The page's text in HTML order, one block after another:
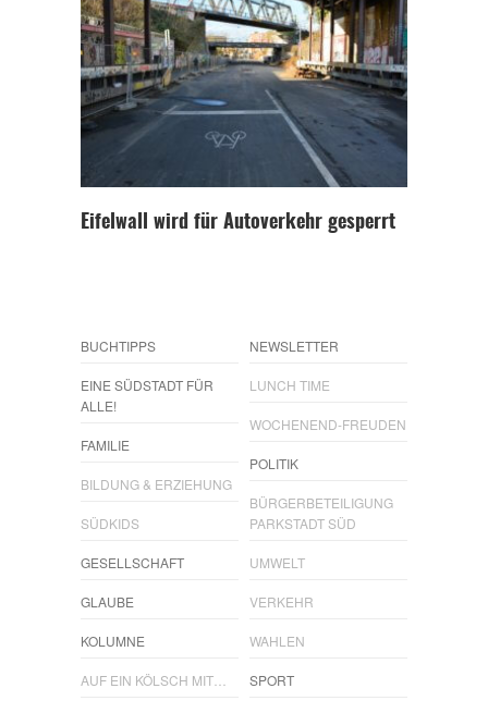
Eifelwall wird für Autoverkehr gesperrt
BUCHTIPPS
EINE SÜDSTADT FÜR
ALLE!
FAMILIE
BILDUNG & ERZIEHUNG
SÜDKIDS
GESELLSCHAFT
GLAUBE
KOLUMNE
AUF EIN KÖLSCH MIT…
NEWSLETTER
LUNCH TIME
WOCHENEND-FREUDEN
POLITIK
BÜRGERBETEILIGUNG
PARKSTADT SÜD
UMWELT
VERKEHR
WAHLEN
SPORT